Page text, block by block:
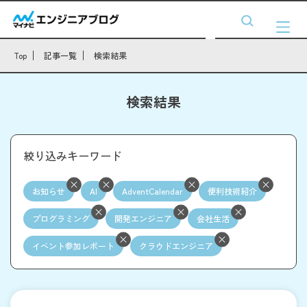
Top 記事一覧 検索結果
検索結果
絞り込みキーワード
お知らせ AI AdventCalendar 便利技術紹介
プログラミング 開発エンジニア 会社生活
イベント参加レポート クラウドエンジニア